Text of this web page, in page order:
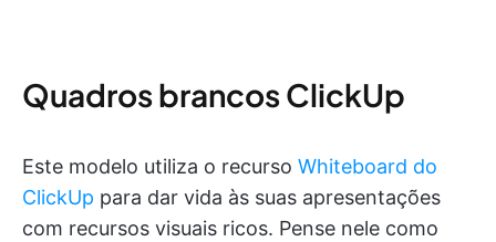
Quadros brancos ClickUp
Este modelo utiliza o recurso Whiteboard do
ClickUp para dar vida às suas apresentações
com recursos visuais ricos. Pense nele como